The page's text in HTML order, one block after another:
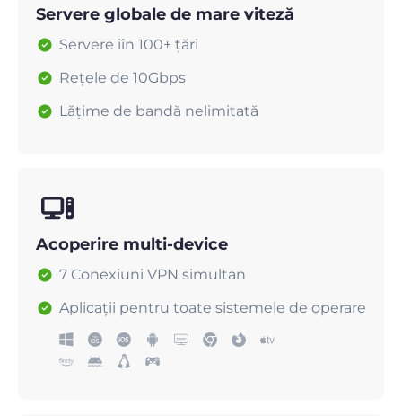
Servere globale de mare viteză
Servere iîn 100+ țări
Rețele de 10Gbps
Lățime de bandă nelimitată
Acoperire multi-device
7 Conexiuni VPN simultan
Aplicații pentru toate sistemele de operare